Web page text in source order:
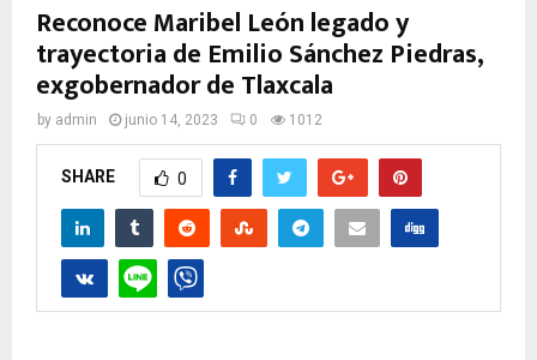
Reconoce Maribel León legado y
trayectoria de Emilio Sánchez Piedras,
exgobernador de Tlaxcala
by admin junio 14, 2023 0 1012
SHARE 0